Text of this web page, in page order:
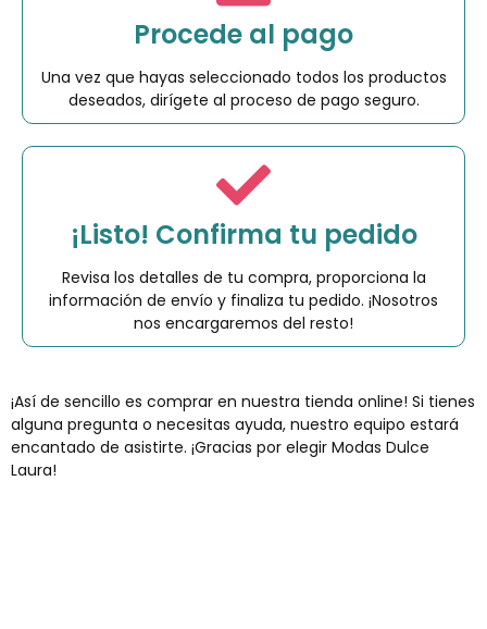
Procede al pago
Una vez que hayas seleccionado todos los productos
deseados, dirígete al proceso de pago seguro.
¡Listo! Confirma tu pedido
Revisa los detalles de tu compra, proporciona la
información de envío y finaliza tu pedido. ¡Nosotros
nos encargaremos del resto!
¡Así de sencillo es comprar en nuestra tienda online! Si tienes
alguna pregunta o necesitas ayuda, nuestro equipo estará
encantado de asistirte. ¡Gracias por elegir Modas Dulce
Laura!